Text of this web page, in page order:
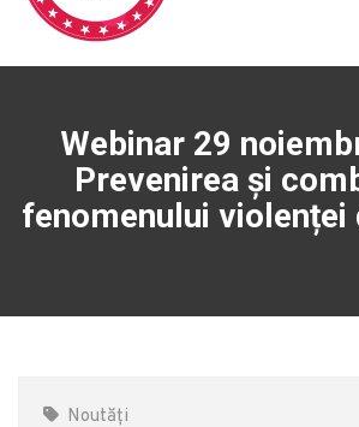
Webinar 29
Prevenirea și
fenomenului violenței
Noutăți